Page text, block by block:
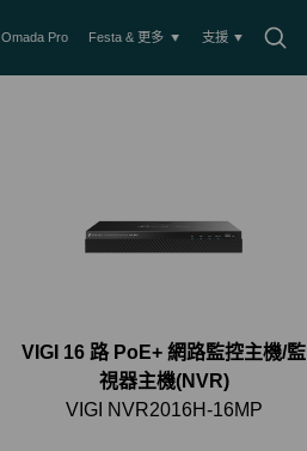
搜
Omada Pro Festa & 更多 支援
VIGI 16 路 PoE+ 網路監控主機/監
視器主機(NVR)
VIGI NVR2016H-16MP